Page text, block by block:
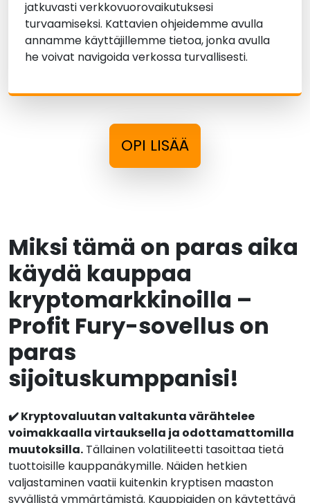
jatkuvasti verkkovuorovaikutuksesi
turvaamiseksi. Kattavien ohjeidemme avulla
annamme käyttäjillemme tietoa, jonka avulla
he voivat navigoida verkossa turvallisesti.
OPI LISÄÄ
Miksi tämä on paras aika
käydä kauppaa
kryptomarkkinoilla –
Profit Fury-sovellus on
paras
sijoituskumppanisi!
✔️ Kryptovaluutan valtakunta värähtelee
voimakkaalla virtauksella ja odottamattomilla
muutoksilla. Tällainen volatiliteetti tasoittaa tietä
tuottoisille kauppanäkymille. Näiden hetkien
valjastaminen vaatii kuitenkin kryptisen maaston
syvällistä ymmärtämistä. Kauppiaiden on käytettävä